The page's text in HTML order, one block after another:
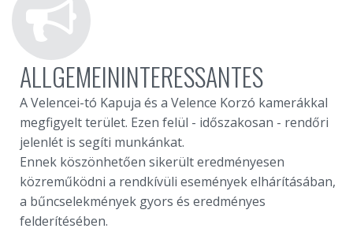
ALLGEMEININTERESSANTES
A Velencei-tó Kapuja és a Velence Korzó kamerákkal
megfigyelt terület. Ezen felül - időszakosan - rendőri
jelenlét is segíti munkánkat.
Ennek köszönhetően sikerült eredményesen
közreműködni a rendkívüli események elhárításában,
a bűncselekmények gyors és eredményes
felderítésében.